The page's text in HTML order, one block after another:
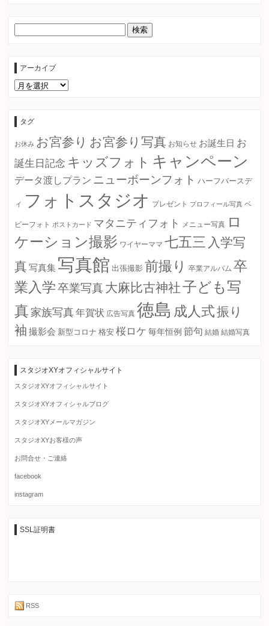
アーカイブ
ア
ー
タグ
お休み お宮参り お宮参り写真 お知らせ お誕生日 お
誕生日記念 キッズフォト キャンペーン
データ渡しプラン ニューボーンフォト ハーフバースデ
ィ フォトスタジオ プレゼント プロフィール写真 ベ
ビーフォト ポストカード マタニティフォト メニュー写真 ロ
ケーション撮影 ワイヤーママ 七五三 入学写
真 写真集 写真館 出張撮影 前撮り 卒業アルパム 卒
業入学 卒業写真大麻比古神社子ども写
真 家族写真年賀状 広告写真 徳島 成人式振り
袖 撮影会 新型コロナ 格安 桜ロケ 毎年恒例 節句 結婚 結婚写真
スタジオXYオフィシャルサイト
スタジオXYオフィシャルサイト
スタジオXYオフィシャルブログ
スタジオXYメールマガジン
スタジオXYお客様の声
お問合せ・ご連絡
facebook
instagram
SSL証明書
RSS